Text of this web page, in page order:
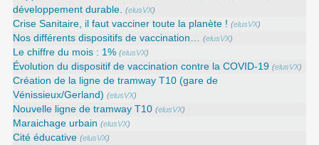
développement durable.
(elusVX)
Crise Sanitaire, il faut vacciner toute la planète ! (elusVX)
Nos différents dispositifs de vaccination… (elusVX)
Le chiffre du mois : 1% (elusVX)
Évolution du dispositif de vaccination contre la COVID-19 (elusVX)
Création de la ligne de tramway T10 (gare de
Vénissieux/Gerland) (elusVX)
Nouvelle ligne de tramway T10 (elusVX)
Maraichage urbain (elusVX)
Cité éducative (elusVX)